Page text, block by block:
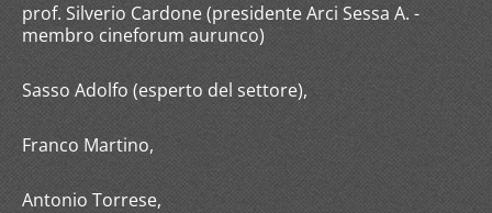
prof. Silverio Cardone (presidente Arci Sessa A. -
membro cineforum aurunco)
Sasso Adolfo (esperto del settore),
Franco Martino,
Antonio Torrese,